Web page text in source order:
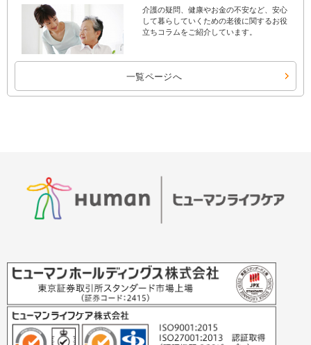
介護の疑問、健康やお金の不安など、安心
して暮らしていくための老後に関するお役
立ちコラムをご紹介しています。
一覧ページへ